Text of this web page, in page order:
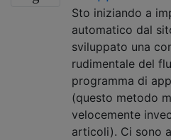
Sto iniziando a
automatico dal
sviluppato una
rudimentale del
programma di
(questo metodo
velocemente
articoli). Ci sono